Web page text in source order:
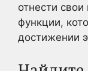
отнести
функции,
достижении